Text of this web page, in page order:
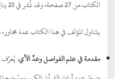
الكتاب من 27 صفحة، وقد نُشر في 20 يناير 2022.
يتناول المؤلف في هذا الكتاب عدة محاور،
مقدمة في علم الفواصل وعدِّ الآي: يُعرِّف